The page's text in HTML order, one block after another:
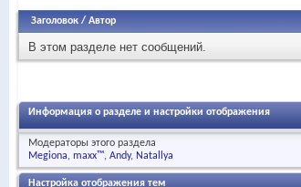
Заголовок / Автор
В этом разделе нет сообщений.
Информация о разделе и настройки отображения
Модераторы этого раздела
Megiona maxx™ Andy Natallya
Настройка отображения тем